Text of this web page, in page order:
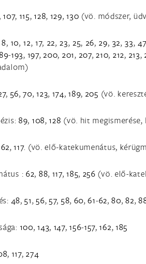
107, 115,128, 129,130 (vö. módszer,
8, 10,12,17, 22,23, 25, 26,29, 32,33,47
-193, 197,200, 201, 207,210, 212, 213,
, 56,70,123, 174,189, 205 (vö.
89, 108,128 (vö. hit
62,117. (vö. elő-katekumenátus,
: 62, 88, 117,185, 256 (vö. elő-
48,51,56,57, 58, 60,61-62,80,82,
100,143, 147,156-157,162, 185
, 117,274